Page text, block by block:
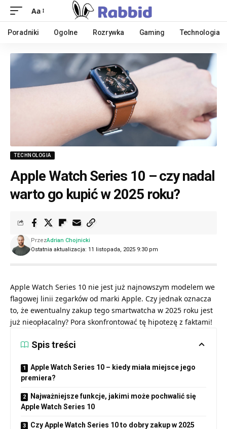
Aa
Poradniki Ogolne Rozrywka Gaming Technologia
TECHNOLOGIA
Apple Watch Series 10 – czy nadal
warto go kupić w 2025 roku?
Ostatnia aktualizacja: 11 listopada, 2025 9:30 pm
PrzezAdrian Chojnicki
Apple Watch Series 10 nie jest już najnowszym modelem we
flagowej linii zegarków od marki Apple. Czy jednak oznacza
to, że ewentualny zakup tego smartwatcha w 2025 roku jest
już nieopłacalny? Pora skonfrontować tę hipotezę z faktami!
Spis treści
Apple Watch Series 10 – kiedy miała miejsce jego
premiera?
Najważniejsze funkcje, jakimi może pochwalić się
Apple Watch Series 10
Czy Apple Watch Series 10 to dobry zakup w 2025